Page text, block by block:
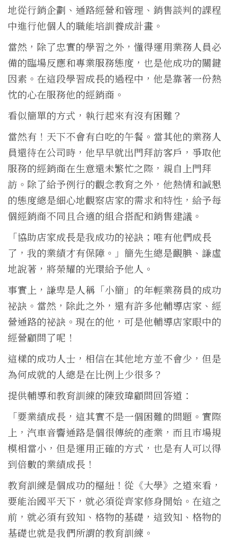
地從行銷企劃、通路經營和管理、銷售談判的課程
中進行他個人的職能培訓養成計畫。
當然，除了忠實的學習之外，懂得運用業務人員必
備的臨場反應和專業服務態度，也是他成功的關鍵
因素。在這段學習成長的過程中，他是靠著一份熱
忱的心在服務他的經銷商。
看似簡單的方式，執行起來有沒有困難？
當然有！天下不會有白吃的午餐。當其他的業務人
員還待在公司時，他早早就出門拜訪客戶，爭取他
服務的經銷商在生意還未繁忙之際，親自上門拜
訪。除了給予例行的觀念教育之外，他熱情和誠懇
的態度總是細心地觀察店家的需求和特性，給予每
個經銷商不同且合適的組合搭配和銷售建議。
「協助店家成長是我成功的祕訣；唯有他們成長
了，我的業績才有保障。」簡先生總是靦腆、謙虛
地說著，將榮耀的光環給予他人。
事實上，謙卑是人稱「小簡」的年輕業務員的成功
祕訣。當然，除此之外，還有許多他輔導店家、經
營通路的祕訣。現在的他，可是他輔導店家眼中的
經營顧問了呢！
這樣的成功人士，相信在其他地方並不會少，但是
為何成就的人總是在比例上少很多？
提供輔導和教育訓練的陳致瑋顧問回答道：
「要業績成長，這其實不是一個困難的問題。實際
上，汽車音響通路是個很傳統的產業，而且市場規
模相當小，但是運用正確的方式，也是有人可以得
到倍數的業績成長！
教育訓練是個成功的樞紐！從《大學》之道來看，
要能治國平天下，就必須從齊家修身開始。在這之
前，就必須有致知、格物的基礎，這致知、格物的
基礎也就是我們所謂的教育訓練。